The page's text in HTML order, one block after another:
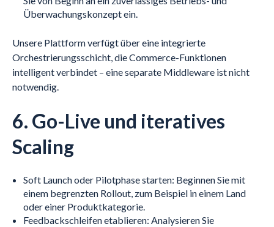
Überwachungskonzept ein.
Unsere Plattform verfügt über eine integrierte
Orchestrierungsschicht, die Commerce-Funktionen
intelligent verbindet – eine separate Middleware ist nicht
notwendig.
6. Go-Live und iteratives
Scaling
Soft Launch oder Pilotphase starten: Beginnen Sie mit
einem begrenzten Rollout, zum Beispiel in einem Land
oder einer Produktkategorie.
Feedbackschleifen etablieren: Analysieren Sie